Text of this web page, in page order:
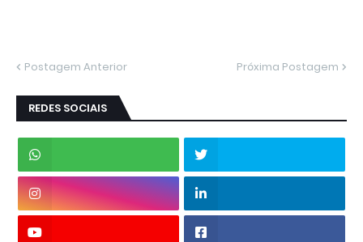
Postagem Anterior Próxima Postagem
REDES SOCIAIS